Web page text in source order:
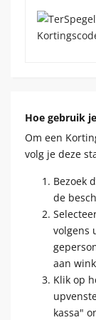
Hoe gebruik
Om een
volg je deze
Bezoek
de
volgens
aan
Klik op
kassa"